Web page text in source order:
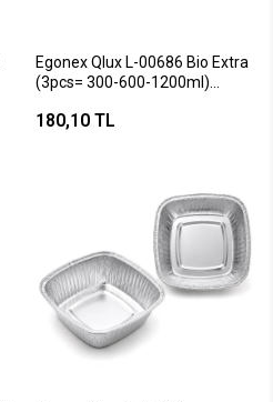
Egonex Qlux L-00686 Bio Extra
(3pcs= 300-600-1200ml)
(şeffaf Pls.kap)*24=k
180,10 TL